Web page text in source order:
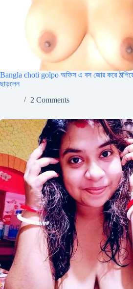
Bangla choti golpo অফিস এ বস জোর করে ঠাপিয়ে
ছাড়লেন
2 Comments